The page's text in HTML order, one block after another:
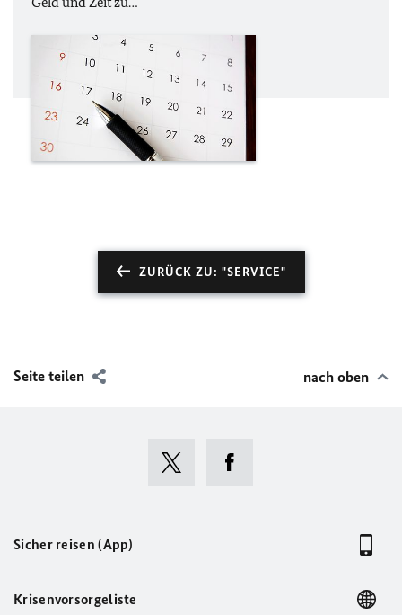
ZURÜCK ZU: "SERVICE"
Seite teilen nach oben
Sicher reisen (App)
Krisenvorsorgeliste